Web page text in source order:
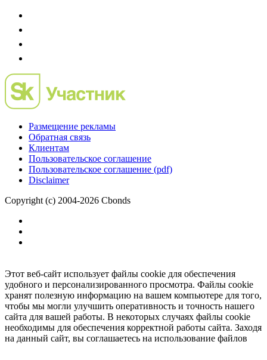
Размещение рекламы
Обратная связь
Клиентам
Пользовательское соглашение
Пользовательское соглашение (pdf)
Disclaimer
Copyright (c) 2004-2026 Cbonds
Этот веб-сайт использует файлы cookie для обеспечения
удобного и персонализированного просмотра. Файлы cookie
хранят полезную информацию на вашем компьютере для того,
чтобы мы могли улучшить оперативность и точность нашего
сайта для вашей работы. В некоторых случаях файлы cookie
необходимы для обеспечения корректной работы сайта. Заходя
на данный сайт, вы соглашаетесь на использование файлов